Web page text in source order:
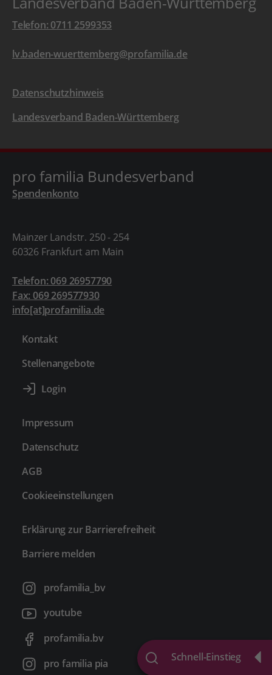
Schnell-Einstieg
Telefon: 0711 2599353
lv.baden-wuerttemberg@profamilia.de
Datenschutzhinweis
Landesverband Baden-Württemberg
pro familia Bundesverband
Spendenkonto
Mainzer Landstr. 250 - 254
60326 Frankfurt am Main
Telefon: 069 26957790
Fax: 069 269577930
info[at]profamilia.de
Kontakt
Stellenangebote
Impressum
Datenschutz
AGB
Cookieeinstellungen
Erklärung zur Barrierefreiheit
Barriere melden
profamilia_bv
youtube
profamilia.bv
pro familia pia